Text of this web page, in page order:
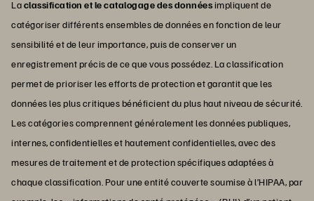
Laclassification et le catalogage des donnéesimpliquent de
catégoriser différents ensembles de données en fonction de leur
sensibilité et de leur importance, puis de conserver un
enregistrement précis de ce que vous possédez. La classification
permet de prioriser les efforts de protection et garantit que les
données les plus critiques bénéficient du plus haut niveau de sécurité.
Les catégories comprennent généralement les données publiques,
internes, confidentielles et hautement confidentielles, avec des
mesures de traitement et de protection spécifiques adaptées à
chaque classification. Pour une entité couverte soumise à l’HIPAA, par